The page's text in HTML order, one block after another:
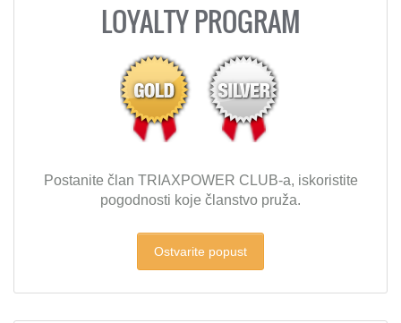
LOYALTY PROGRAM
Postanite član TRIAXPOWER CLUB-a, iskoristite
pogodnosti koje članstvo pruža.
Ostvarite popust